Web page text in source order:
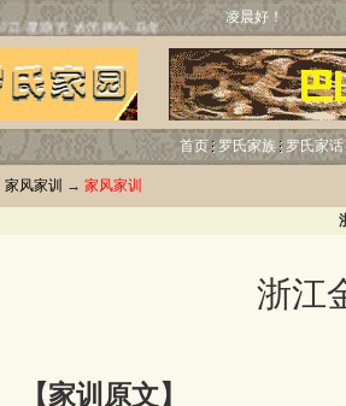
凌晨好！
首页 罗氏家族 罗氏家话
家风家训 → 家风家训
浙江
【家训原文】